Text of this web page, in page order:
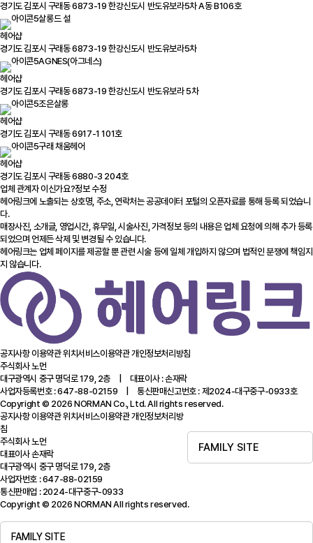
경기도 김포시 구래동 6873-19 한강신도시 반도유보라5차 A동 B106호
살롱드 설
헤어샵
경기도 김포시 구래동 6873-19 한강신도시 반도유보라5차
AGNES(아그네스)
헤어샵
경기도 김포시 구래동 6873-19 한강신도시 반도유보라 5차
조은살롱
헤어샵
경기도 김포시 구래동 6917-1 101호
구래 채움헤어
헤어샵
경기도 김포시 구래동 6880-3 204호
업체 관계자 이신가요?정보 수정
헤어링크에 노출되는 상호명, 주소, 연락처는 공공데이터 포털의 오픈자료를 통해 등록 되었습니
다.
매장사진, 소개글, 영업시간, 휴무일, 시술사진, 가격정보 등의 내용은 업체 요청에 의해 추가 등록
되었으며 언제든 삭제 및 변경될 수 있습니다.
헤어링크는 업체 페이지를 제공할 뿐 관련 시술 등에 일체 개입하지 않으며 법적인 분쟁에 책임지
지 않습니다.
공지사항이용약관위치서비스이용약관개인정보처리방침
주식회사 노먼
대구광역시 중구 명덕로 179, 2층 | 대표이사 : 손재락
사업자등록번호 : 647-88-02159 | 통신판매신고번호 : 제2024-대구중구-0933호
Copyright © 2026 NORMAN Co., Ltd. All rights reserved.
FAMILY SITE
공지사항이용약관위치서비스이용약관개인정보처리방
침
주식회사 노먼
대표이사 손재락
대구광역시 중구 명덕로 179, 2층
사업자번호 : 647-88-02159
통신판매업 : 2024-대구중구-0933
Copyright © 2026 NORMAN All rights reserved.
FAMILY SITE